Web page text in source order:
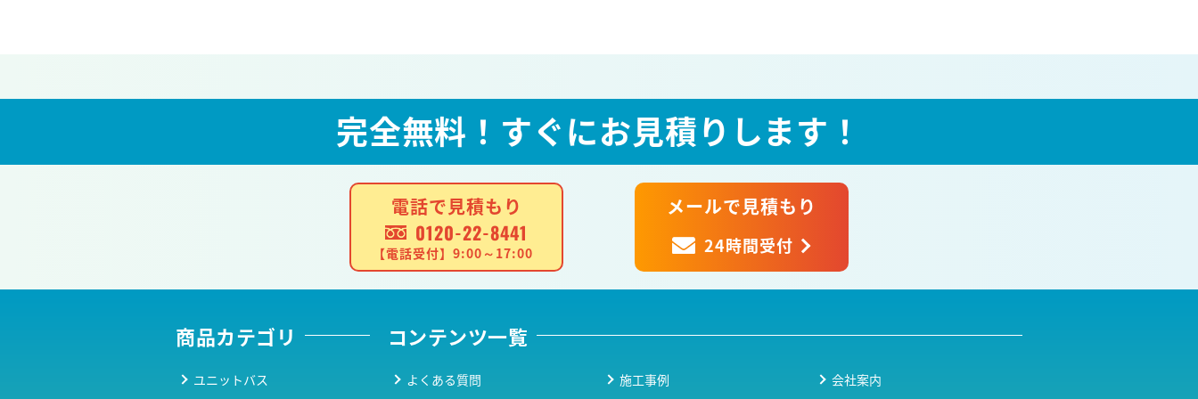
完全無料！ すぐにお見積りします！
電話で見積もり
0120-22-8441
【電話受付】9:00～17:00
メールで見積もり
24時間受付
商品カテゴリ コンテンツ一覧
ユニットバス
よくある質問
施工事例
会社案内